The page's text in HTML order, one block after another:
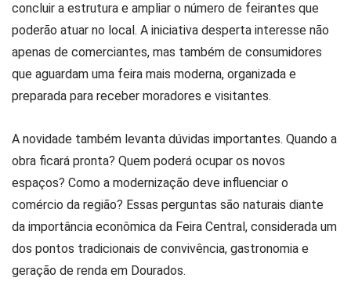
concluir a estrutura e ampliar o número de feirantes que
poderão atuar no local. A iniciativa desperta interesse não
apenas de comerciantes, mas também de consumidores
que aguardam uma feira mais moderna, organizada e
preparada para receber moradores e visitantes.
A novidade também levanta dúvidas importantes. Quando a
obra ficará pronta? Quem poderá ocupar os novos
espaços? Como a modernização deve influenciar o
comércio da região? Essas perguntas são naturais diante
da importância econômica da Feira Central, considerada um
dos pontos tradicionais de convivência, gastronomia e
geração de renda em Dourados.